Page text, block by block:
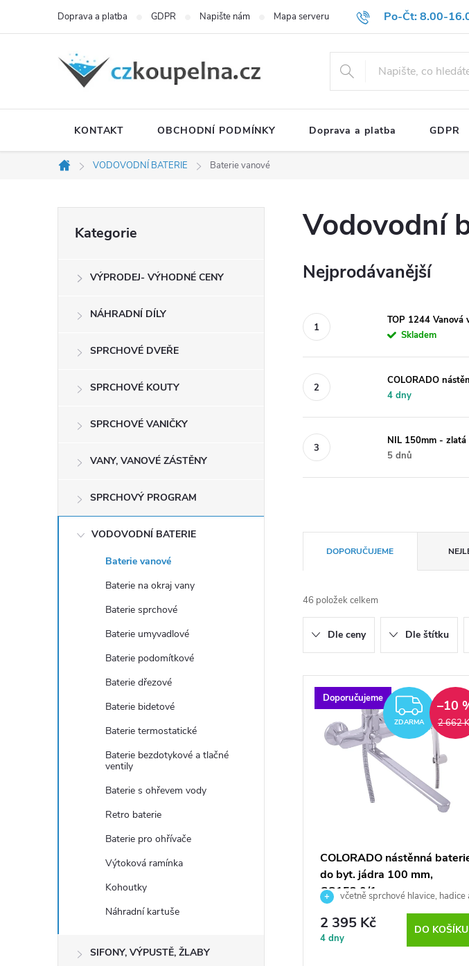
Po-Čt: 8.00-
Doprava a platba GDPR Napište nám Mapa serveru Hodnocení obchodu
KONTAKT OBCHODNÍ PODMÍNKY Doprava a platba GDPR
Domů
VODOVODNÍ BATERIE Baterie vanové
kategorie
Kategorie
VÝPRODEJ- VÝHODNÉ CENY
NÁHRADNÍ DÍLY
SPRCHOVÉ DVEŘE
SPRCHOVÉ KOUTY
SPRCHOVÉ VANIČKY
VANY, VANOVÉ ZÁSTĚNY
SPRCHOVÝ PROGRAM
VODOVODNÍ BATERIE
Baterie vanové
Baterie na okraj vany
Baterie sprchové
Baterie umyvadlové
Baterie podomítkové
Baterie dřezové
Baterie bidetové
Baterie termostatické
Baterie bezdotykové a tlačné
ventily
Baterie s ohřevem vody
Retro baterie
Baterie pro ohřívače
Výtoková ramínka
Kohoutky
Náhradní kartuše
SIFONY, VÝPUSTĚ, ŽLABY
Vodovodní
Nejprodávanější
TOP 1244 Vanová
Skladem
COLORADO
4 dny
NIL 150mm -
5 dnů
a
z
e
n
DOPORUČUJEME
46 položek celkem
Dle ceny Dle štítku
VDoporučujeme
ZDARMA 2 662
–10
COLORADO nástěnná
do byt. jádra 100 mm,
CO153.0/1
včetně sprchové hlavice, hadice
2 395 Kč
4 dny
DO KOŠÍKU